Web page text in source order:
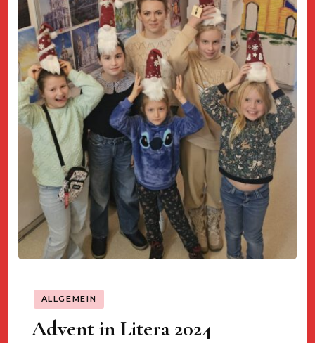
ALLGEMEIN
Advent in Litera 2024